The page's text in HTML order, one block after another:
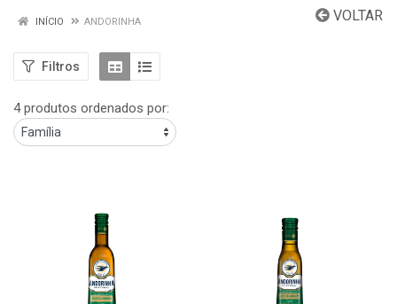
VOLTAR
INÍCIO ANDORINHA
Filtros
4 produtos ordenados por: